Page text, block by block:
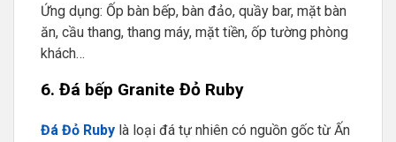
Ứng dụng: Ốp bàn bếp, bàn đảo, quầy bar, mặt bàn
ăn, cầu thang, thang máy, mặt tiền, ốp tường phòng
khách…
6. Đá bếp Granite Đỏ Ruby
Đá Đỏ Ruby là loại đá tự nhiên có nguồn gốc từ Ấn